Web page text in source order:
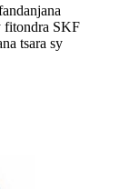
fitondra SKF
tsara sy